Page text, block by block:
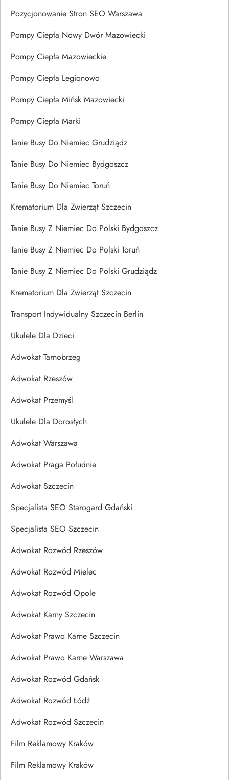
Pozycjonowanie Stron SEO Warszawa
Pompy Ciepła Nowy Dwór Mazowiecki
Pompy Ciepła Mazowieckie
Pompy Ciepła Legionowo
Pompy Ciepła Mińsk Mazowiecki
Pompy Ciepła Marki
Tanie Busy Do Niemiec Grudziądz
Tanie Busy Do Niemiec Bydgoszcz
Tanie Busy Do Niemiec Toruń
Krematorium Dla Zwierząt Szczecin
Tanie Busy Z Niemiec Do Polski Bydgoszcz
Tanie Busy Z Niemiec Do Polski Toruń
Tanie Busy Z Niemiec Do Polski Grudziądz
Krematorium Dla Zwierząt Szczecin
Transport Indywidualny Szczecin Berlin
Ukulele Dla Dzieci
Adwokat Tarnobrzeg
Adwokat Rzeszów
Adwokat Przemyśl
Ukulele Dla Dorosłych
Adwokat Warszawa
Adwokat Praga Południe
Adwokat Szczecin
Specjalista SEO Starogard Gdański
Specjalista SEO Szczecin
Adwokat Rozwód Rzeszów
Adwokat Rozwód Mielec
Adwokat Rozwód Opole
Adwokat Karny Szczecin
Adwokat Prawo Karne Szczecin
Adwokat Prawo Karne Warszawa
Adwokat Rozwód Gdańsk
Adwokat Rozwód Łódź
Adwokat Rozwód Szczecin
Film Reklamowy Kraków
Film Reklamowy Kraków